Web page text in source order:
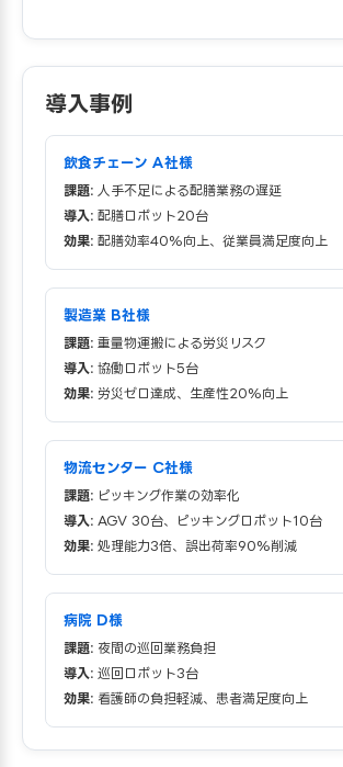
導入事例
飲食チェーン A社様
課題: 人手不足による配膳業務の遅延
導入: 配膳ロボット20台
効果: 配膳効率40%向上、従業員満足度向上
製造業 B社様
課題: 重量物運搬による労災リスク
導入: 協働ロボット5台
効果: 労災ゼロ達成、生産性20%向上
物流センター C社様
課題: ピッキング作業の効率化
導入: AGV 30台、ピッキングロボット10台
効果: 処理能力3倍、誤出荷率90%削減
病院 D様
課題: 夜間の巡回業務負担
導入: 巡回ロボット3台
効果: 看護師の負担軽減、患者満足度向上